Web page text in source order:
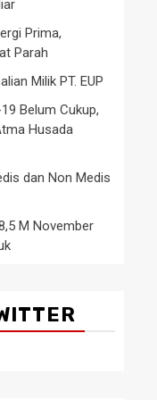
Prima,
Parah
Milik PT. EUP
Belum Cukup,
Husada
dan Non Medis
M November